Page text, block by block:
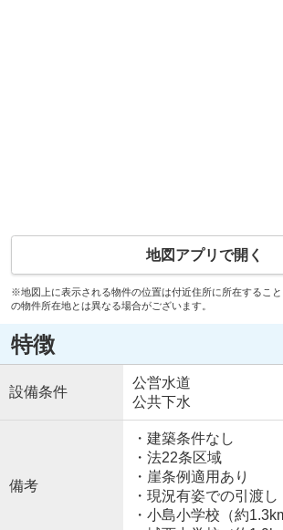
地図アプリで開く
※地図上に表示される物件の位置は付近住所に所在するこ
の物件所在地とは異なる場合がございます。
特徴
設備条件
公営水道
公共下水
備考
・建築条件なし
・法22条区域
・崖条例適用あり
・現況有姿での引渡し
・小島小学校（約